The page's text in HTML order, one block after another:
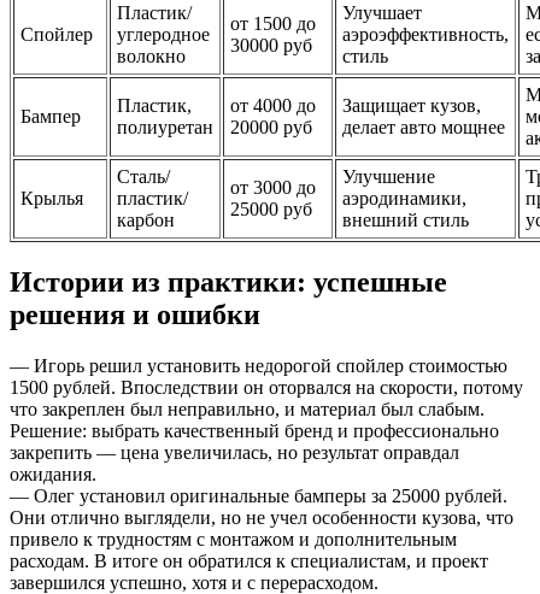
Спойлер
Пластик/
углеродное
волокно
от 1500 до
30000 руб
Улучшает
аэроэффективность,
стиль
Бампер
Пластик,
полиуретан
от 4000 до
20000 руб
Защищает кузов,
делает авто мощнее
Крылья
Сталь/
пластик/
карбон
от 3000 до
25000 руб
Улучшение
аэродинамики,
внешний стиль
Истории из практики: успешные
решения и ошибки
— Игорь решил установить недорогой спойлер стоимостью
1500 рублей. Впоследствии он оторвался на скорости, потому
что закреплен был неправильно, и материал был слабым.
Решение: выбрать качественный бренд и профессионально
закрепить — цена увеличилась, но результат оправдал
ожидания.
— Олег установил оригинальные бамперы за 25000 рублей.
Они отлично выглядели, но не учел особенности кузова, что
привело к трудностям с монтажом и дополнительным
расходам. В итоге он обратился к специалистам, и проект
завершился успешно, хотя и с перерасходом.